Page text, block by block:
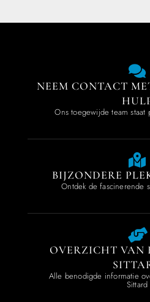
NEEM CONTACT
Ons toegewijde team staat
BIJZONDERE
Ontdek de fascinerende
OVERZICHT VAN
Alle benodigde informatie
Sittard